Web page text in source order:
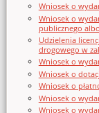
Wniosek o
Wniosek o
publicznego
Udzielenia
drogowego w
Wniosek o
Wniosek o
Wniosek o
Wniosek o
Wniosek o